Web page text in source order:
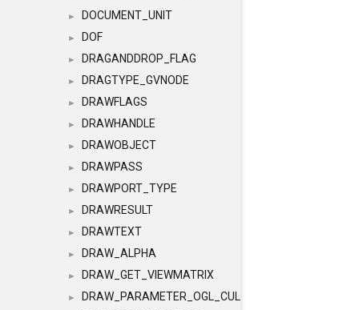
► DOCUMENT_UNIT
► DOF
► DRAGANDDROP_FLAG
► DRAGTYPE_GVNODE
► DRAWFLAGS
► DRAWHANDLE
► DRAWOBJECT
► DRAWPASS
► DRAWPORT_TYPE
► DRAWRESULT
► DRAWTEXT
► DRAW_ALPHA
► DRAW_GET_VIEWMATRIX
► DRAW_PARAMETER_OGL_CULLING